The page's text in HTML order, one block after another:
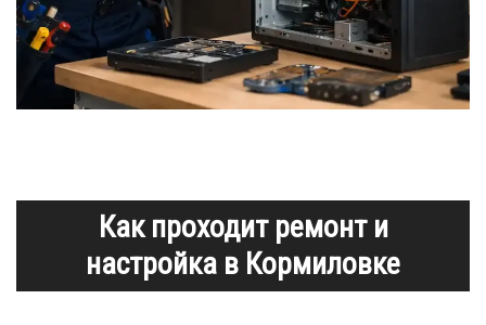
Как проходит ремонт и
настройка в Кормиловке